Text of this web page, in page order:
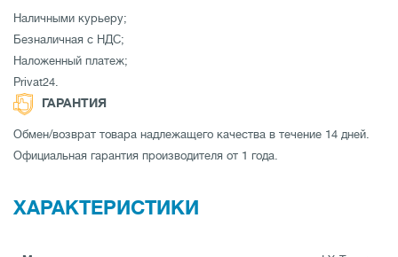
Наличными курьеру;
Безналичная с НДС;
Наложенный платеж;
Privat24.
ГАРАНТИЯ
Обмен/возврат товара надлежащего качества в течение 14 дней.
Официальная гарантия производителя от 1 года.
ХАРАКТЕРИСТИКИ